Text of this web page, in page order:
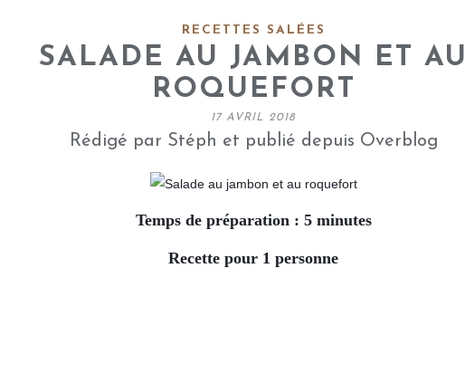
RECETTES SALÉES
SALADE AU JAMBON ET AU
ROQUEFORT
17 AVRIL 2018
Rédigé par Stéph et publié depuis Overblog
Temps de préparation : 5 minutes
Recette pour 1 personne